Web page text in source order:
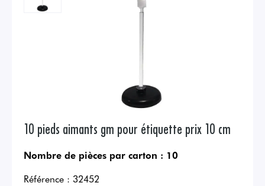
10 pieds aimants gm pour étiquette prix 10 cm
Nombre de pièces par carton : 10
Référence : 32452